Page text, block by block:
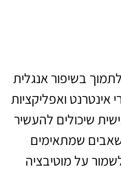
בשיפור אנגלית
ואפליקציות
שיכולים להעשיר
שמתאימים
על מוטיבציה